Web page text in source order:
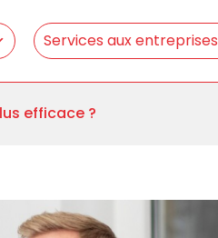
Services aux entreprises
efficace ?